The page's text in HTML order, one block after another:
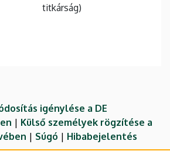
titkárság)
igénylése a DE
| Külső személyek rögzítése a
| Súgó | Hibabejelentés